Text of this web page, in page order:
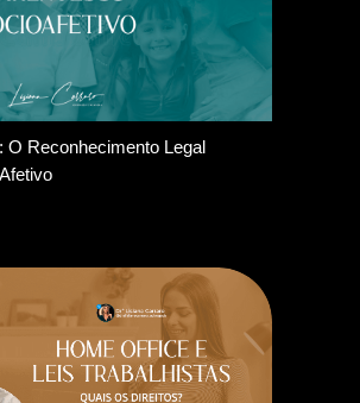
O Reconhecimento Legal